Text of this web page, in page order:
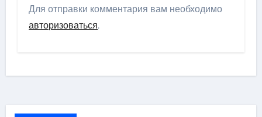
Для отправки комментария вам необходимо
авторизоваться.